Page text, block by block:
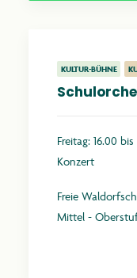
KULTUR-BÜHNE
Freitag: 16.00 bis
Konzert
Freie
Mittel -